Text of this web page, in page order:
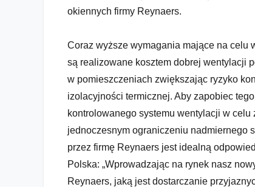
okiennych firmy Reynaers.
Coraz wyższe wymagania mające na celu
są realizowane kosztem dobrej wentylacji
w pomieszczeniach zwiększając ryzyko
izolacyjności termicznej. Aby zapobiec
kontrolowanego systemu wentylacji w
jednoczesnym ograniczeniu nadmiernego
przez firmę Reynaers jest idealną
Polska: „Wprowadzając na rynek nasz
Reynaers, jaką jest dostarczanie